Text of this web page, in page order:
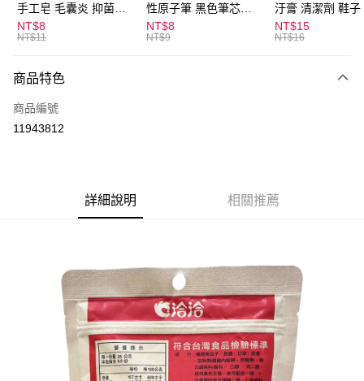
ATM付款
全家取貨付款
每筆NT$60，滿NT$599(含以上)免運費
付款後全家取貨
每筆NT$60，滿NT$599(含以上)免運費
每筆NT$120，滿NT$1,999(含以上)免運費
手工皂 毛囊炎 抑菌除
蟎 清潔護膚 去油去痘
寵物皮膚病 狗狗貓咪
NT$8
NT$11
性原子筆 黑色筆芯
S304
NT$8
NT$9
汙膏 清潔劑 鞋子
漬 白皮鞋 鞋油
NT$15
NT$16
商品特色
商品編號
11943812
詳細說明 相關推薦